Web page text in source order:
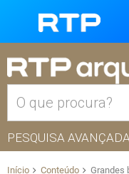
PESQUISA
Início Conteúdo Grandes